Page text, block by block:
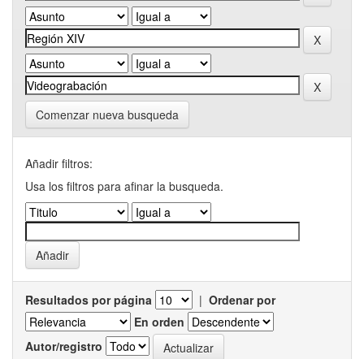
Comenzar nueva busqueda
Añadir filtros:
Usa los filtros para afinar la busqueda.
Resultados por página | Ordenar por
En orden
Autor/registro